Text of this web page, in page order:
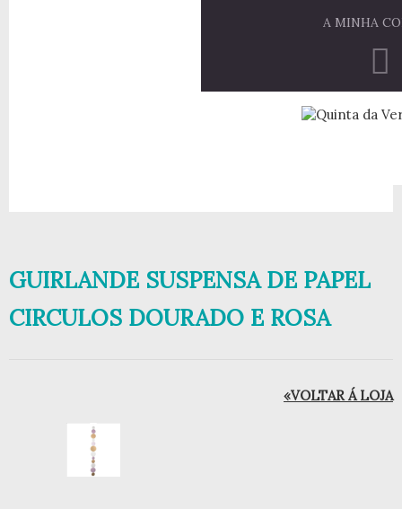
A MINHA
GUIRLANDE SUSPENSA DE PAPEL
CIRCULOS DOURADO E ROSA
«VOLTAR Á LOJA